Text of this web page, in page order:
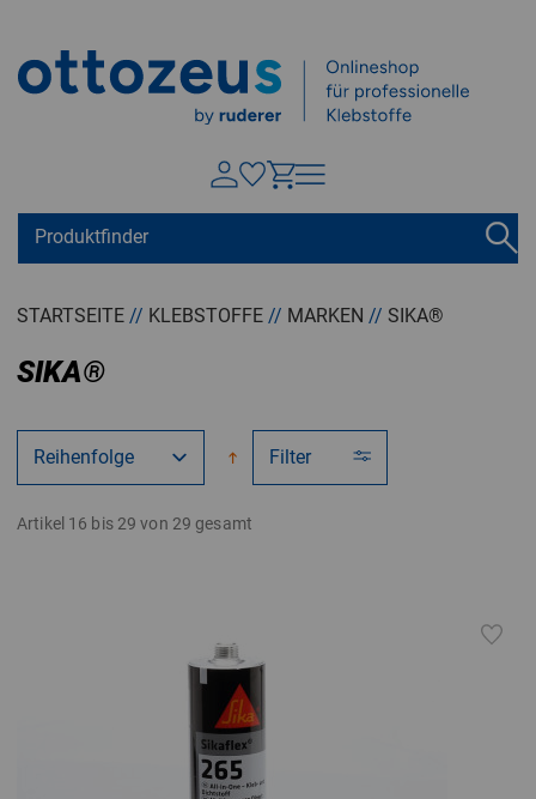
Springen zu
Tastaturkurzbefehle
STARTSEITE // KLEBSTOFFE // MARKEN // SIKA®
SIKA®
Filter
Artikel 16 bis 29 von 29 gesamt